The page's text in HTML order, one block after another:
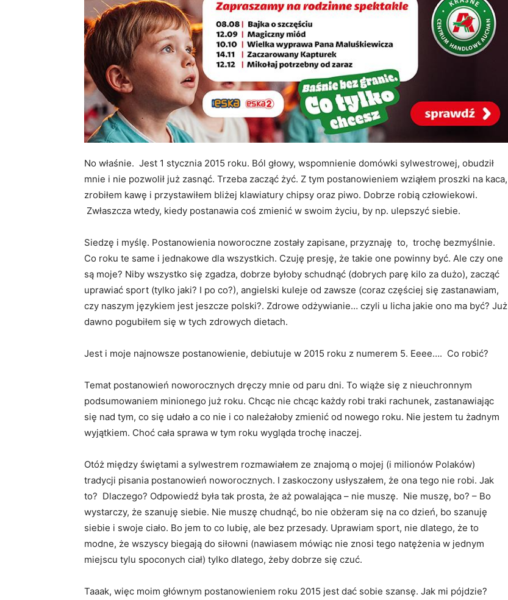
No właśnie. Jest 1 stycznia 2015 roku. Ból głowy, wspomnienie domówki sylwestrowej, obudził
mnie i nie pozwolił już zasnąć. Trzeba zacząć żyć. Z tym postanowieniem wziąłem proszki na kaca,
zrobiłem kawę i przystawiłem bliżej klawiatury chipsy oraz piwo. Dobrze robią człowiekowi.
Zwłaszcza wtedy, kiedy postanawia coś zmienić w swoim życiu, by np. ulepszyć siebie.
Siedzę i myślę. Postanowienia noworoczne zostały zapisane, przyznaję to, trochę bezmyślnie.
Co roku te same i jednakowe dla wszystkich. Czuję presję, że takie one powinny być. Ale czy one
są moje? Niby wszystko się zgadza, dobrze byłoby schudnąć (dobrych parę kilo za dużo), zacząć
uprawiać sport (tylko jaki? I po co?), angielski kuleje od zawsze (coraz częściej się zastanawiam,
czy naszym językiem jest jeszcze polski?. Zdrowe odżywianie… czyli u licha jakie ono ma być? Już
dawno pogubiłem się w tych zdrowych dietach.
Jest i moje najnowsze postanowienie, debiutuje w 2015 roku z numerem 5. Eeee…. Co robić?
Temat postanowień noworocznych dręczy mnie od paru dni. To wiąże się z nieuchronnym
podsumowaniem minionego już roku. Chcąc nie chcąc każdy robi traki rachunek, zastanawiając
się nad tym, co się udało a co nie i co należałoby zmienić od nowego roku. Nie jestem tu żadnym
wyjątkiem. Choć cała sprawa w tym roku wygląda trochę inaczej.
Otóż między świętami a sylwestrem rozmawiałem ze znajomą o mojej (i milionów Polaków)
tradycji pisania postanowień noworocznych. I zaskoczony usłyszałem, że ona tego nie robi. Jak
to? Dlaczego? Odpowiedź była tak prosta, że aż powalająca – nie muszę. Nie muszę, bo? – Bo
wystarczy, że szanuję siebie. Nie muszę chudnąć, bo nie obżeram się na co dzień, bo szanuję
siebie i swoje ciało. Bo jem to co lubię, ale bez przesady. Uprawiam sport, nie dlatego, że to
modne, że wszyscy biegają do siłowni (nawiasem mówiąc nie znosi tego natężenia w jednym
miejscu tylu spoconych ciał) tylko dlatego, żeby dobrze się czuć.
Taaak, więc moim głównym postanowieniem roku 2015 jest dać sobie szansę. Jak mi pójdzie?